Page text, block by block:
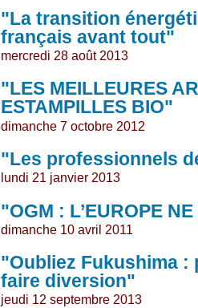
"La transition
français avant tout"
mercredi 28 août 2013
"LES MEILLEURES
ESTAMPILLES BIO"
dimanche 7 octobre 2012
"Les professionnels
lundi 21 janvier 2013
"OGM : L’EUROPE
dimanche 10 avril 2011
"Oubliez Fukushima :
faire diversion"
jeudi 12 septembre 2013